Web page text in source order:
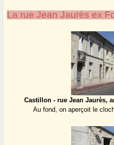
La rue Jean Jaurès ex
Castillon - rue Jean Jaurès,
Au fond, on aperçoit le